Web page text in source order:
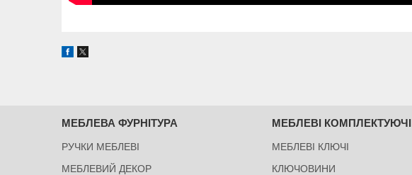
МЕБЛЕВА ФУРНІТУРА
РУЧКИ МЕБЛЕВІ
МЕБЛЕВИЙ ДЕКОР
МЕБЛЕВІ КОМПЛЕКТУЮЧІ
МЕБЛЕВІ КЛЮЧІ
КЛЮЧОВИНИ